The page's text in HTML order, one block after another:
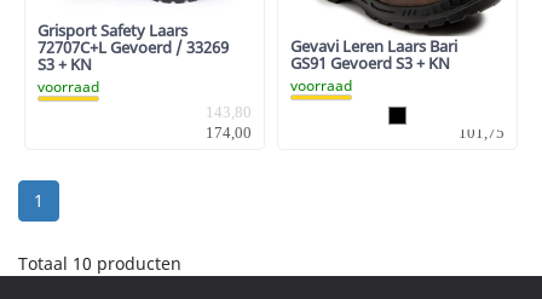
Grisport Safety Laars
72707C+L Gevoerd / 33269
S3 + KN
voorraad
143,80
174,00
Gevavi Leren Laars Bari
GS91 Gevoerd S3 + KN
voorraad
101,75
1
Totaal 10 producten